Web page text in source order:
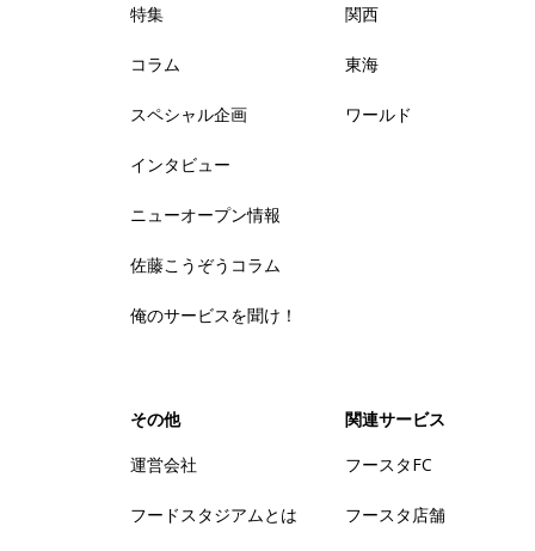
特集
コラム
スペシャル企画
インタビュー
ニューオープン情報
佐藤こうぞうコラム
俺のサービスを聞け！
関西
東海
ワールド
その他
運営会社
フードスタジアムとは
関連サービス
フースタFC
フースタ店舗